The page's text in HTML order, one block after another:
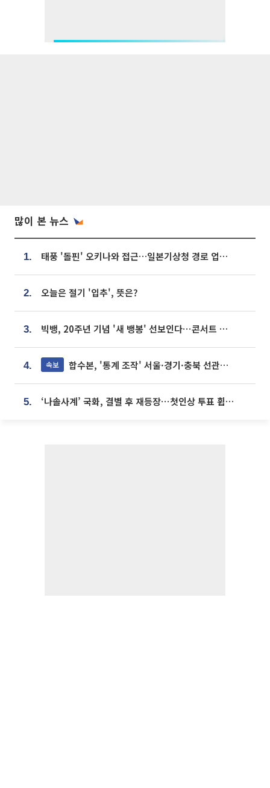
많이 본 뉴스
1. 태풍 '돌핀' 오키나와 접근…일본기상청 경로 업데이트
2. 오늘은 절기 '입추', 뜻은?
3. 빅뱅, 20주년 기념 '새 뱅봉' 선보인다⋯콘서트 앞두고 팝업 개최
4. 속보 합수본, '통계 조작' 서울·경기·충북 선관위 등 추가 압수수색
5. ‘나솔사계’ 국화, 결별 후 재등장⋯첫인상 투표 휩쓸고 ‘인기녀’ 등극